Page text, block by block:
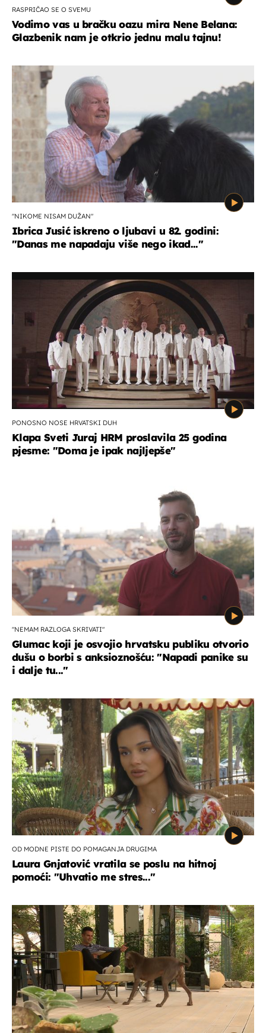
RASPRIČAO SE O SVEMU
Vodimo vas u bračku oazu mira Nene Belana:
Glazbenik nam je otkrio jednu malu tajnu!
"NIKOME NISAM DUŽAN"
Ibrica Jusić iskreno o ljubavi u 82. godini:
"Danas me napadaju više nego ikad..."
PONOSNO NOSE HRVATSKI DUH
Klapa Sveti Juraj HRM proslavila 25 godina
pjesme: "Doma je ipak najljepše"
"NEMAM RAZLOGA SKRIVATI"
Glumac koji je osvojio hrvatsku publiku otvorio
dušu o borbi s anksioznošću: "Napadi panike su
i dalje tu..."
OD MODNE PISTE DO POMAGANJA DRUGIMA
Laura Gnjatović vratila se poslu na hitnoj
pomoći: "Uhvatio me stres..."